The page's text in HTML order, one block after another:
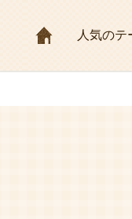
HOME人気のテ